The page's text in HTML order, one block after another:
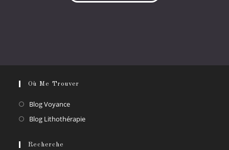
Où Me Trouver
Blog VoyanceS’ouvre
dans
Blog LithothérapieS’ouvre
Recherche